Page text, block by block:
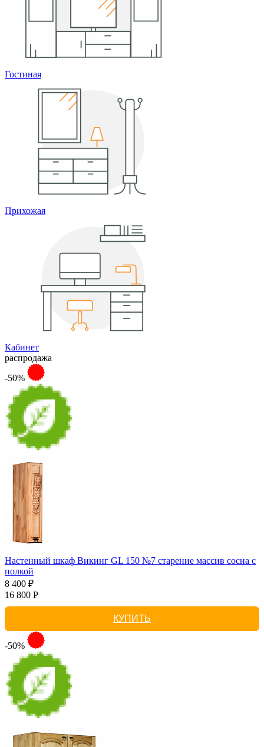
Гостиная
Прихожая
Кабинет
распродажа
-50%
Настенный шкаф Викинг GL 150 №7 старение массив сосна с
полкой
8 400 ₽
16 800 Р
КУПИТЬ
-50%